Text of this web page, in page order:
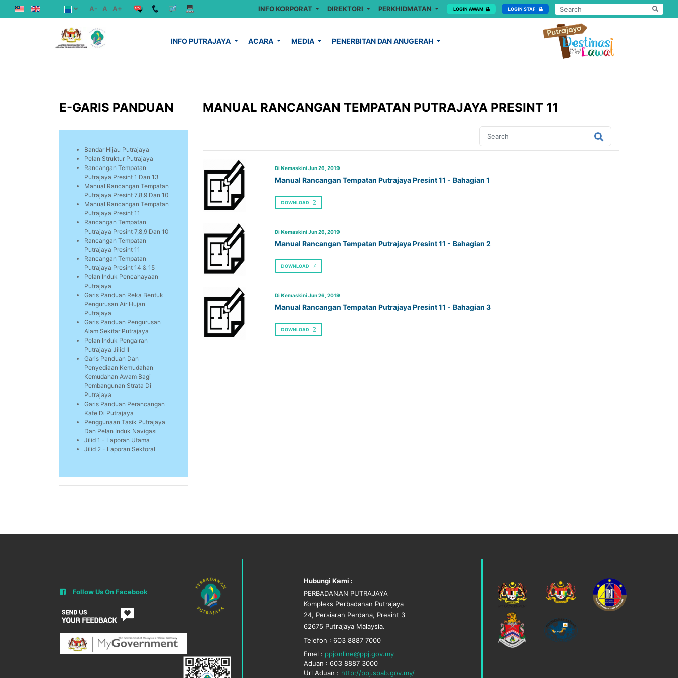
A- A A+ INFO KORPORAT DIREKTORI PERKHIDMATAN LOGIN AWAM LOGIN STAF
INFO PUTRAJAYA ACARA MEDIA PENERBITAN DAN ANUGERAH
E-GARIS PANDUAN
Bandar Hijau Putrajaya
Pelan Struktur Putrajaya
Rancangan Tempatan
Putrajaya Presint 1 Dan 13
Manual Rancangan Tempatan
Putrajaya Presint 7,8,9 Dan 10
Manual Rancangan Tempatan
Putrajaya Presint 11
Rancangan Tempatan
Putrajaya Presint 7,8,9 Dan 10
Rancangan Tempatan
Putrajaya Presint 11
Rancangan Tempatan
Putrajaya Presint 14 & 15
Pelan Induk Pencahayaan
Putrajaya
Garis Panduan Reka Bentuk
Pengurusan Air Hujan
Putrajaya
Garis Panduan Pengurusan
Alam Sekitar Putrajaya
Pelan Induk Pengairan
Putrajaya Jilid II
Garis Panduan Dan
Penyediaan Kemudahan
Kemudahan Awam Bagi
Pembangunan Strata Di
Putrajaya
Garis Panduan Perancangan
Kafe Di Putrajaya
Penggunaan Tasik Putrajaya
Dan Pelan Induk Navigasi
Jilid 1 - Laporan Utama
Jilid 2 - Laporan Sektoral
MANUAL RANCANGAN TEMPATAN PUTRAJAYA PRESINT 11
Di Kemaskini Jun 26, 2019
Manual Rancangan Tempatan Putrajaya Presint 11 - Bahagian 1
DOWNLOAD
Di Kemaskini Jun 26, 2019
Manual Rancangan Tempatan Putrajaya Presint 11 - Bahagian 2
DOWNLOAD
Di Kemaskini Jun 26, 2019
Manual Rancangan Tempatan Putrajaya Presint 11 - Bahagian 3
DOWNLOAD
Follow Us On Facebook
Hubungi Kami :
PERBADANAN PUTRAJAYA
Kompleks Perbadanan Putrajaya
24, Persiaran Perdana, Presint 3
62675 Putrajaya Malaysia.
Telefon : 603 8887 7000
Emel : ppjonline@ppj.gov.my
Aduan : 603 8887 3000
Url Aduan : http://ppj.spab.gov.my/